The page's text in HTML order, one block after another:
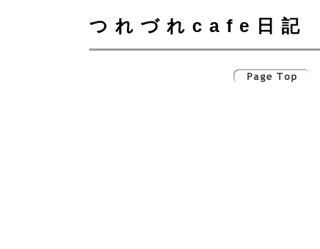
つれづれcafe日記